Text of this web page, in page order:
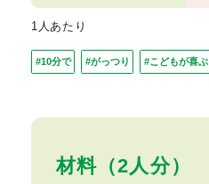
材料（2人分）
1人あたり
#10分で #がっつり #こどもが喜ぶ